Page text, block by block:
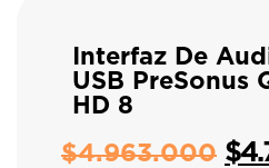
Interfaz De
USB PreSonus
HD 8
$4.963.000 $